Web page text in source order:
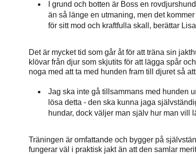
I grund och botten är Boss en
än så länge en utmaning, men det
för sitt mod och kraftfulla skall, berättar
Det är mycket tid som går åt för att träna sin
klövar från djur som skjutits för att lägga spår
noga med att ta med hunden fram till djuret så
Jag ska inte gå tillsammans med hunden
lösa detta - den ska kunna jaga
hundar, dock väljer man själv hur man vill
Träningen är omfattande och bygger på
fungerar väl i praktisk jakt än att den samlar